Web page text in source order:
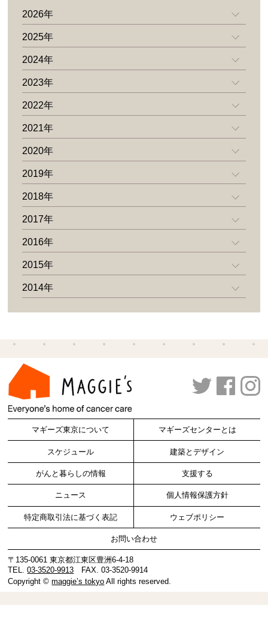
2026年
2025年
2024年
2023年
2022年
2021年
2020年
2019年
2018年
2017年
2016年
2015年
2014年
マギーズ東京について マギーズセンターとは
スケジュール 建築とデザイン
がんと暮らしの情報 支援する
ニュース 個人情報保護方針
特定商取引法に基づく表記 ウェブポリシー
お問い合わせ
〒135-0061 東京都江東区豊洲6-4-18
TEL.03-3520-9913 FAX. 03-3520-9914
Copyright ©maggie’s tokyo All rights reserved.